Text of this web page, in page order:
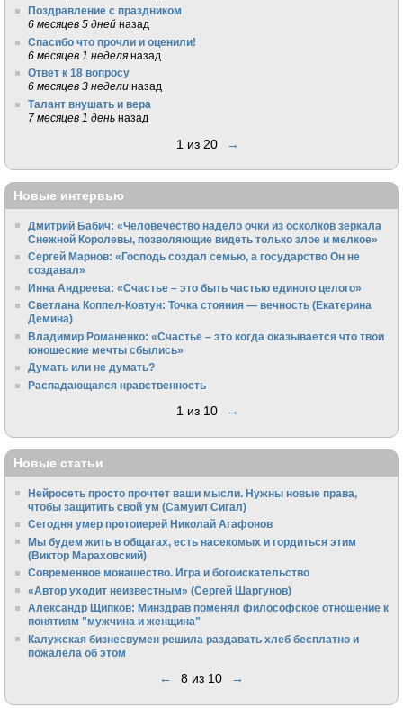
Поздравление с праздником
6 месяцев 5 дней назад
Спасибо что прочли и оценили!
6 месяцев 1 неделя назад
Ответ к 18 вопросу
6 месяцев 3 недели назад
Талант внушать и вера
7 месяцев 1 день назад
1 из 20 →
Новые интервью
Дмитрий Бабич: «Человечество надело очки из осколков зеркала
Снежной Королевы, позволяющие видеть только злое и мелкое»
Сергей Марнов: «Господь создал семью, а государство Он не
создавал»
Инна Андреева: «Счастье – это быть частью единого целого»
Светлана Коппел-Ковтун: Точка стояния — вечность (Екатерина
Демина)
Владимир Романенко: «Счастье – это когда оказывается что твои
юношеские мечты сбылись»
Думать или не думать?
Распадающаяся нравственность
1 из 10 →
Новые статьи
Нейросеть просто прочтет ваши мысли. Нужны новые права,
чтобы защитить свой ум (Самуил Сигал)
Сегодня умер протоиерей Николай Агафонов
Мы будем жить в общагах, есть насекомых и гордиться этим
(Виктор Мараховский)
Cовременное монашество. Игра и богоискательство
«Автор уходит неизвестным» (Сергей Шаргунов)
Александр Щипков: Минздрав поменял философское отношение к
понятиям "мужчина и женщина"
Калужская бизнесвумен решила раздавать хлеб бесплатно и
пожалела об этом
← 8 из 10 →